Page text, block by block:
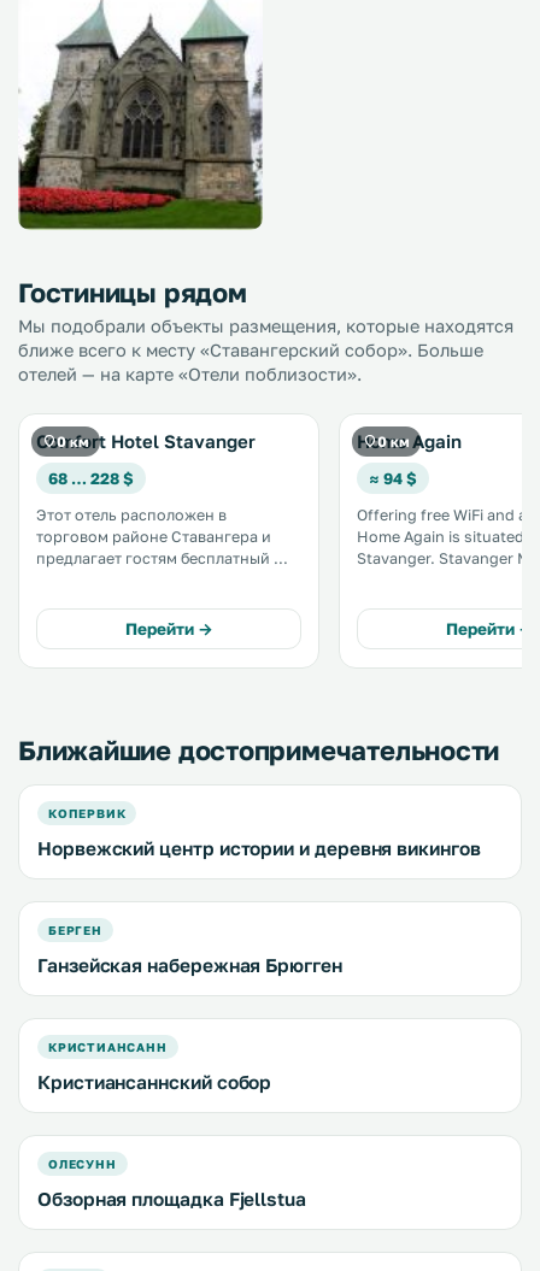
Гостиницы рядом
Мы подобрали объекты размещения, которые находятся
ближе всего к месту «Ставангерский собор». Больше
отелей — на карте «Отели поблизости».
0 км
Comfort Hotel Stavanger
68 … 228 $
Этот отель расположен в
торговом районе Ставангера и
предлагает гостям бесплатный Wi-
Ставангер находится в 10 минутах
ходьбы от отеля. .
Перейти →
0 км
Home Again
≈ 94 $
Offering free WiFi and a
Home Again is situated in
Stavanger. Stavanger Maritime
and comes with a cable
TV. Guests can enjoy
Перейти →
Ближайшие достопримечательности
КОПЕРВИК
Норвежский центр истории и деревня викингов
БЕРГЕН
Ганзейская набережная Брюгген
КРИСТИАНСАНН
Кристиансаннский собор
ОЛЕСУНН
Обзорная площадка Fjellstua